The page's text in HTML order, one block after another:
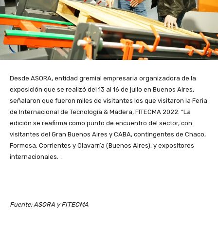
Desde ASORA, entidad gremial empresaria organizadora de la
exposición que se realizó del 13 al 16 de julio en Buenos Aires,
señalaron que fueron miles de visitantes los que visitaron la Feria
de Internacional de Tecnología & Madera, FITECMA 2022. “La
edición se reafirma como punto de encuentro del sector, con
visitantes del Gran Buenos Aires y CABA, contingentes de Chaco,
Formosa, Corrientes y Olavarría (Buenos Aires), y expositores
internacionales. .
Fuente: ASORA y FITECMA